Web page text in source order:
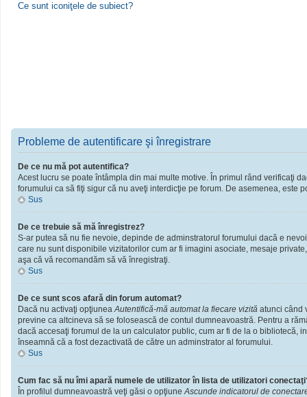
Ce sunt iconiţele de subiect?
Probleme de autentificare şi înregistrare
De ce nu mă pot autentifica?
Acest lucru se poate întâmpla din mai multe motive. În primul rând verificaţi
forumului ca să fiţi sigur că nu aveţi interdicţie pe forum. De asemenea,
Sus
De ce trebuie să mă înregistrez?
S-ar putea să nu fie nevoie, depinde de adminstratorul forumului dacă e
care nu sunt disponibile vizitatorilor cum ar fi imagini asociate, mesaje
aşa că vă recomandăm să vă înregistraţi.
Sus
De ce sunt scos afară din forum automat?
Dacă nu activaţi opţiuneaAutentifică-mă automat la fiecare vizită atunci când
previne ca altcineva să se folosească de contul dumneavoastră. Pentru a
dacă accesaţi forumul de la un calculator public, cum ar fi de la o bibliotecă,
înseamnă că a fost dezactivată de către un adminstrator al forumului.
Sus
Cum fac să nu îmi apară numele de utilizator în lista de utilizatori
În profilul dumneavoastră veţi găsi o opţiuneAscunde indicatorul de